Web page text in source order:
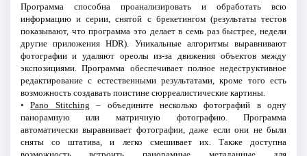
Программа способна проанализировать и обработать всю
информацию и серии, снятой с брекетингом (результаты тестов
показывают, что программа это делает в семь раз быстрее, недели
другие приложения HDR). Уникальные алгоритмы выравнивают
фотографии и удаляют ореолы из-за движения объектов между
экспозициями. Программа обеспечивает полное недеструктивное
редактирование с естественными результатами, кроме того есть
возможность создавать поистине сюрреалистические картины.
•Pano Stitching – объедините несколько фотографий в одну
панорамную или матричную фотографию. Программа
автоматически выравнивает фотографии, даже если они не были
сняты со штатива, и легко смешивает их. Также доступна